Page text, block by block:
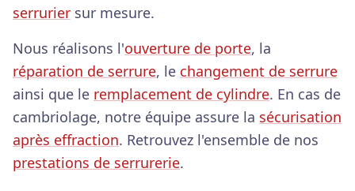
serrurier sur mesure.
Nous réalisons l'ouverture de porte, la
réparation de serrure, le changement de serrure
ainsi que le remplacement de cylindre. En cas de
cambriolage, notre équipe assure la sécurisation
après effraction. Retrouvez l'ensemble de nos
prestations de serrurerie.